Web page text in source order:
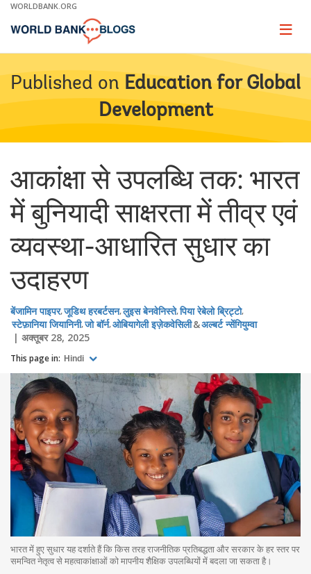
Skip
Main
WORLDBANK.ORG
Page
Published on Education for Global
Development
आकांक्षा से उपलब्धि तक: भारत
में बुनियादी साक्षरता में तीव्र एवं
व्यवस्था-आधारित सुधार का
उदाहरण
बेंजामिन पाइपर जूडिथ हरबर्टसन लुइस बेनवेनिस्ते पिया रेबेलो ब्रिट्टो
स्टेफ़ानिया जियानिनी जो बॉर्न ओबियागेली इज़ेकवेसिली
अल्बर्ट न्सेंगियुम्वा
अक्तूबर 28, 2025
This page in: Hindi
भारत में हुए सुधार यह दर्शाते हैं कि किस तरह राजनीतिक प्रतिबद्धता और सरकार के हर स्तर पर
समन्वित नेतृत्व से महत्वाकांक्षाओं को मापनीय शैक्षिक उपलब्धियों में बदला जा सकता है।